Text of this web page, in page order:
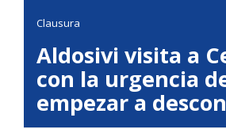
Clausura
Aldosivi visita a
con la urgencia
empezar a